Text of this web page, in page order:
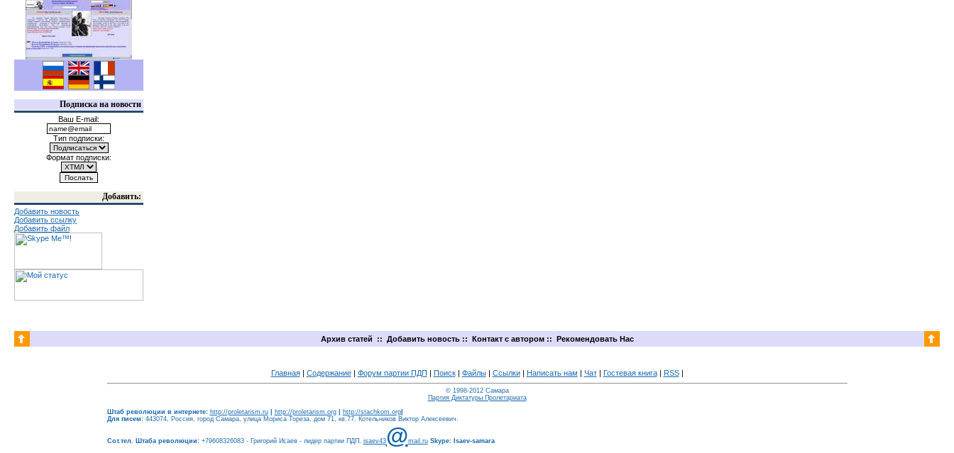
Подписка на новости
Ваш E-mail:
Тип подписки:
Формат подписки:
Добавить:
Добавить новость
Добавить ссылку
Добавить файл
Архив статей :: Добавить новость :: Контакт с автором :: Рекомендовать Нас
Главная| Содержание| Форум партии ПДП | Поиск| Файлы| Ссылки| Написать нам | Чат| Гостевая книга| RSS|
© 1998-2012 Самара
Партия Диктатуры Пролетариата
Штаб революции в интернете: http://proletarism.ru| http://proletarism.org| http://stachkom.org|
Для писем:443074, Россия, город Самара, улица Мориса Тореза, дом 71, кв.77. Котельников Виктор Алексеевич.
Сот.тел. Штаба революции: +79608326083 - Григорий Исаев - лидер партии ПДП. isaev43@mail.ruSkype: Isaev-samara